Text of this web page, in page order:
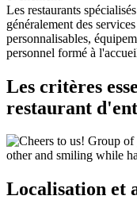
Les restaurants
généralement des
personnalisables,
personnel formé à
Les critères
restaurant
Localisation et